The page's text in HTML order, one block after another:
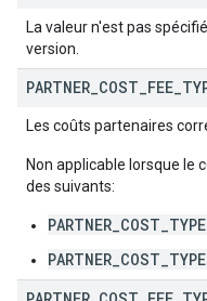
La valeur n'est pas
version.
PARTNER COST FEE
Les coûts partenaires
Non applicable lorsque le
des suivants: